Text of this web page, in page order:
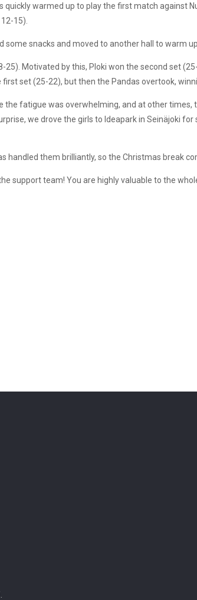
warmed up to play the first match against
15).
some snacks and moved to another hall to warm
Motivated by this, Ploki won the second set
set (25-22), but then the Pandas overtook,
fatigue was overwhelming, and at other
we drove the girls to Ideapark in Seinäjoki
handled them brilliantly, so the Christmas break
support team! You are highly valuable to the